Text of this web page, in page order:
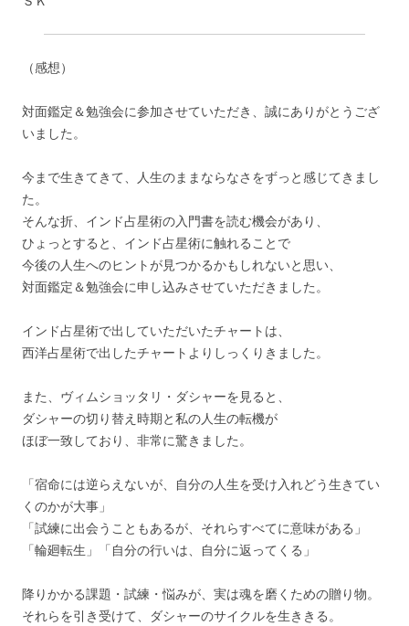
（感想）
対面鑑定＆勉強会に参加させていただき、誠にありがとうござ
いました。
今まで生きてきて、人生のままならなさをずっと感じてきまし
た。
そんな折、インド占星術の入門書を読む機会があり、
ひょっとすると、インド占星術に触れることで
今後の人生へのヒントが見つかるかもしれないと思い、
対面鑑定＆勉強会に申し込みさせていただきました。
インド占星術で出していただいたチャートは、
西洋占星術で出したチャートよりしっくりきました。
また、ヴィムショッタリ・ダシャーを見ると、
ダシャーの切り替え時期と私の人生の転機が
ほぼ一致しており、非常に驚きました。
「宿命には逆らえないが、自分の人生を受け入れどう生きてい
くのかが大事」
「試練に出会うこともあるが、それらすべてに意味がある」
「輪廻転生」「自分の行いは、自分に返ってくる」
降りかかる課題・試練・悩みが、実は魂を磨くための贈り物。
それらを引き受けて、ダシャーのサイクルを生ききる。